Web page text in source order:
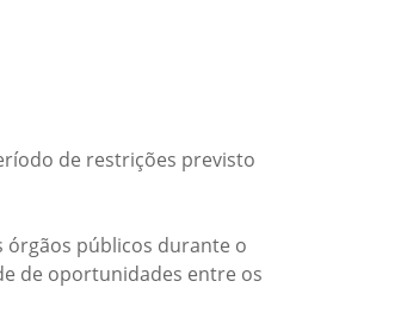
de restrições previsto
públicos durante o
de oportunidades entre os